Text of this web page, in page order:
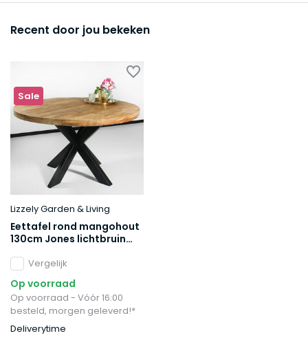
Recent door jou bekeken
Sale
Lizzely Garden & Living
Eettafel rond mangohout
130cm Jones lichtbruin
duurzaam mango
eetkamertafel
Vergelijk
Op voorraad
Op voorraad - Vóór 16:00
besteld, morgen geleverd!*
Deliverytime